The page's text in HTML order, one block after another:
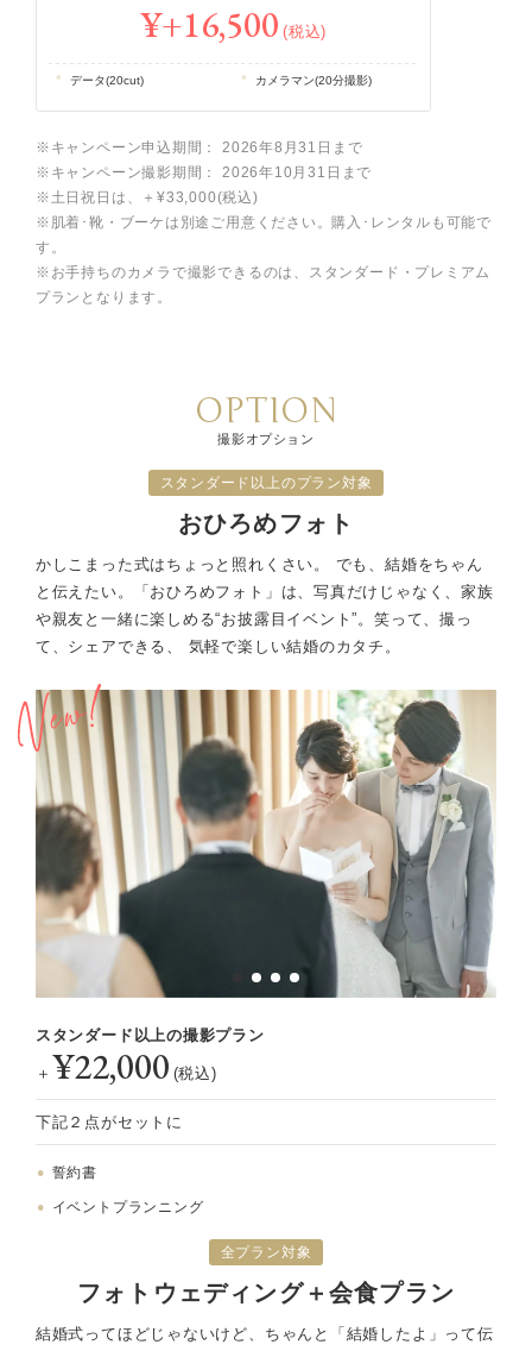
¥+16,500 (税込)
データ(20cut) カメラマン(20分撮影)
※キャンペーン申込期間： 2026年8月31日まで
※キャンペーン撮影期間： 2026年10月31日まで
※土日祝日は、＋¥33,000(税込)
※肌着･靴・ブーケは別途ご用意ください。購入･レンタルも可能で
す。
※お手持ちのカメラで撮影できるのは、スタンダード・プレミアム
プランとなります。
OPTION
撮影オプション
スタンダード以上のプラン対象
おひろめフォト
かしこまった式はちょっと照れくさい。 でも、結婚をちゃん
と伝えたい。
「おひろめフォト」は、写真だけじゃなく、家族
や親友と一緒に楽しめる“お披露目イベント”。笑って、撮っ
て、シェアできる、 気軽で楽しい結婚のカタチ。
スタンダード以上の撮影プラン
＋ ¥22,000 (税込)
下記２点がセットに
誓約書
イベントプランニング
全プラン対象
フォトウェディング＋会食プラン
結婚式ってほどじゃないけど、ちゃんと「結婚したよ」って伝